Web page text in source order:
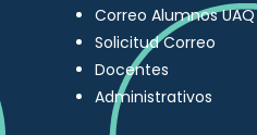
Correo Alumnos UAQ
Solicitud Correo
Docentes
Administrativos